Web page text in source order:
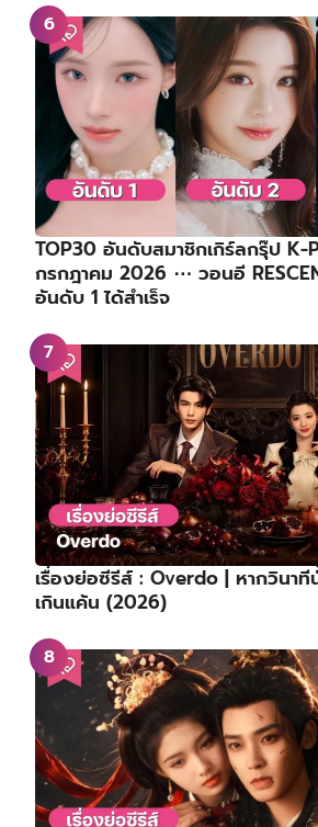
TOP30 อันดับสมาชิกเกิร์ลกรุ๊ป K-
กรกฎาคม 2026 ⋯ วอนอี
อันดับ 1 ได้สำเร็จ
เรื่องย่อซีรีส์ : Overdo | หากวินาที
เกินแค้น (2026)